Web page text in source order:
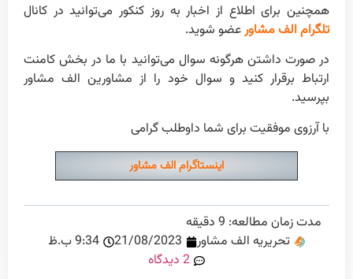
همچنین برای اطلاع از اخبار به روز کنکور می‌توانید در کانال
تلگرام الف مشاورعضو شوید.
در صورت داشتن هرگونه سوال می‌توانید با ما در بخش کامنت
ارتباط برقرار کنید و سوال خود را از مشاورین الف مشاور
بپرسید.
با آرزوی موفقیت برای شما داوطلب گرامی
اینستاگرام الف مشاور
مدت زمان مطالعه: 9 دقیقه
تحریریه الف مشاور
21/08/2023
9:34 ب.ظ
2 دیدگاه